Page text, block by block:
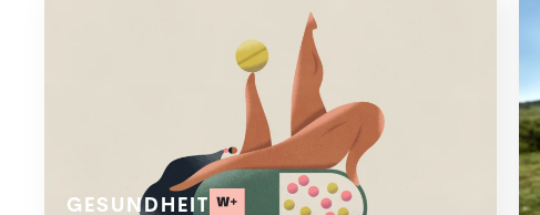
GESUNDHEIT